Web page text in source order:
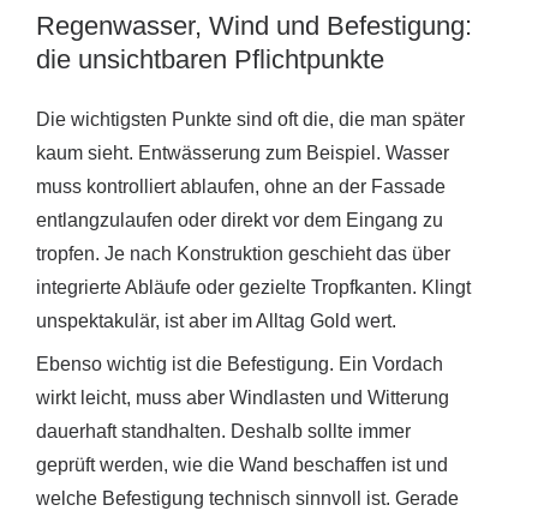
Regenwasser, Wind und Befestigung:
die unsichtbaren Pflichtpunkte
Die wichtigsten Punkte sind oft die, die man später
kaum sieht. Entwässerung zum Beispiel. Wasser
muss kontrolliert ablaufen, ohne an der Fassade
entlangzulaufen oder direkt vor dem Eingang zu
tropfen. Je nach Konstruktion geschieht das über
integrierte Abläufe oder gezielte Tropfkanten. Klingt
unspektakulär, ist aber im Alltag Gold wert.
Ebenso wichtig ist die Befestigung. Ein Vordach
wirkt leicht, muss aber Windlasten und Witterung
dauerhaft standhalten. Deshalb sollte immer
geprüft werden, wie die Wand beschaffen ist und
welche Befestigung technisch sinnvoll ist. Gerade